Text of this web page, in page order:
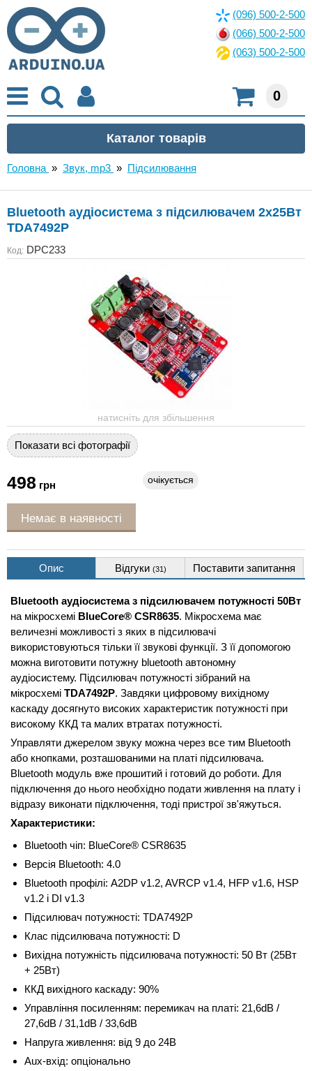
(096) 500-2-500
(066) 500-2-500
(063) 500-2-500
0
Головна » Звук, mp3 » Підсилювання
Bluetooth аудіосистема з підсилювачем 2x25Вт
TDA7492P
Код: DPC233
натисніть для збільшення
Показати всі фотографії
498 грн очікується
Немає в наявності
Опис Відгуки (31) Поставити запитання
Bluetooth аудіосистема з підсилювачем потужності 50Вт
на мікросхемі BlueCore® CSR8635. Мікросхема має
величезні можливості з яких в підсилювачі
використовуються тільки її звукові функції. З її допомогою
можна виготовити потужну bluetooth автономну
аудіосистему. Підсилювач потужності зібраний на
мікросхемі TDA7492P. Завдяки цифровому вихідному
каскаду досягнуто високих характеристик потужності при
високому ККД та малих втратах потужності.
Управляти джерелом звуку можна через все тим Bluetooth
або кнопками, розташованими на платі підсилювача.
Bluetooth модуль вже прошитий і готовий до роботи. Для
підключення до нього необхідно подати живлення на плату і
відразу виконати підключення, тоді пристрої зв'яжуться.
Характеристики:
Bluetooth чіп: BlueCore® CSR8635
Версія Bluetooth: 4.0
Bluetooth профілі: A2DP v1.2, AVRCP v1.4, HFP v1.6, HSP
v1.2 і DI v1.3
Підсилювач потужності: TDA7492P
Клас підсилювача потужності: D
Вихідна потужність підсилювача потужності: 50 Вт (25Вт
+ 25Вт)
ККД вихідного каскаду: 90%
Управління посиленням: перемикач на платі: 21,6dB /
27,6dB / 31,1dB / 33,6dB
Напруга живлення: від 9 до 24В
Aux-вхід: опціонально